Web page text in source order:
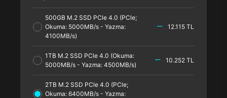
500GB M.2 SSD PCle 4.0 (PCle;
Okuma: 5000MB/s - Yazma:
4100MB/s)
12.115 TL
1TB M.2 SSD PCle 4.0 (Okuma:
5000MB/s - Yazma: 4500MB/s)
10.252 TL
2TB M.2 SSD PCle 4.0 (PCle;
Okuma: 6400MB/s - Yazma: